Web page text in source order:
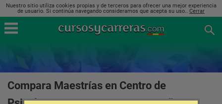
Nuestro sitio utiliza cookies propias y de terceros para ofrecer una mejor experiencia
de usuario. Si continúa navegando consideramos que acepta su uso.. Cerrar
Compara Maestrías en Centro de